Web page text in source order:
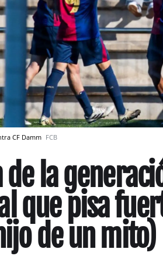
CF Damm FCB
de la
que pisa
de un mito)